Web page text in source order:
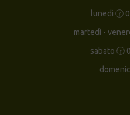
lunedì 🕝
martedì -
sabato 🕝